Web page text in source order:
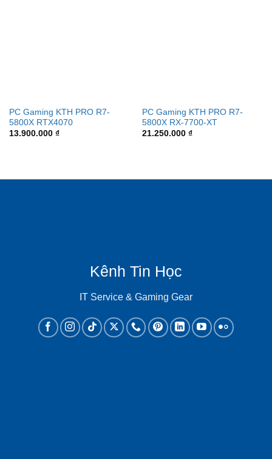
PC Gaming KTH PRO R7-
5800X RTX4070
13.900.000 ₫
PC Gaming KTH PRO R7-
5800X RX-7700-XT
21.250.000 ₫
Kênh Tin Học
IT Service & Gaming Gear